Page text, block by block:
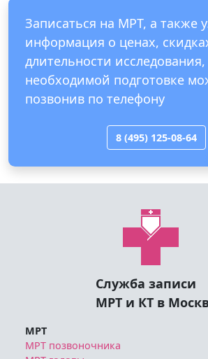
Посомтреть все отзывы
Записаться на МРТ, а также
информация о ценах,
длительности исследования,
необходимой подготовке
8 (495) 125-08-64